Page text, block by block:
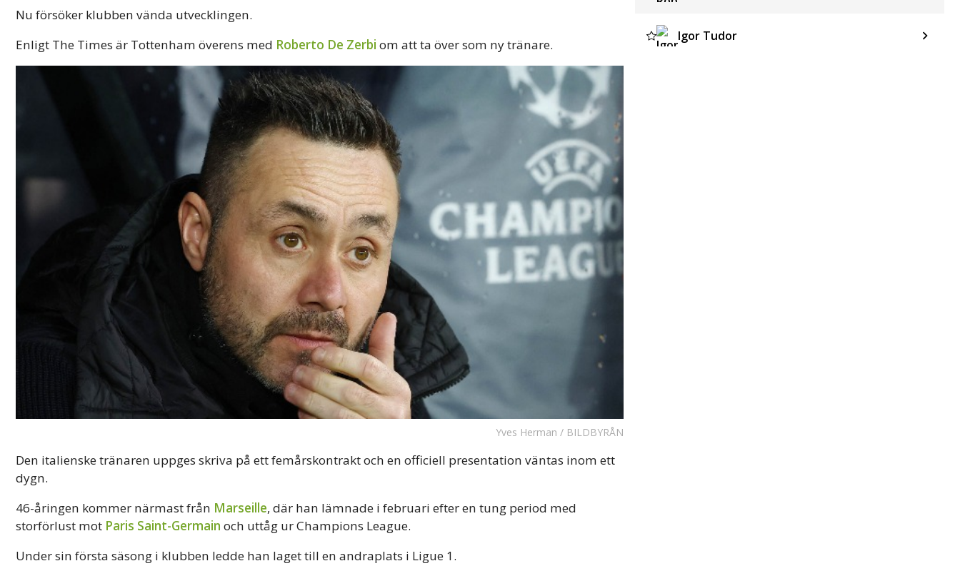
Nu försöker klubben vända utvecklingen.
Enligt The Times är Tottenham överens med Roberto De Zerbi om att ta över som ny tränare.
Yves Herman / BILDBYRÅN
Den italienske tränaren uppges skriva på ett femårskontrakt och en officiell presentation väntas inom ett
dygn.
46-åringen kommer närmast från Marseille, där han lämnade i februari efter en tung period med
storförlust mot Paris Saint-Germain och uttåg ur Champions League.
Under sin första säsong i klubben ledde han laget till en andraplats i Ligue 1.
Igor Tudor